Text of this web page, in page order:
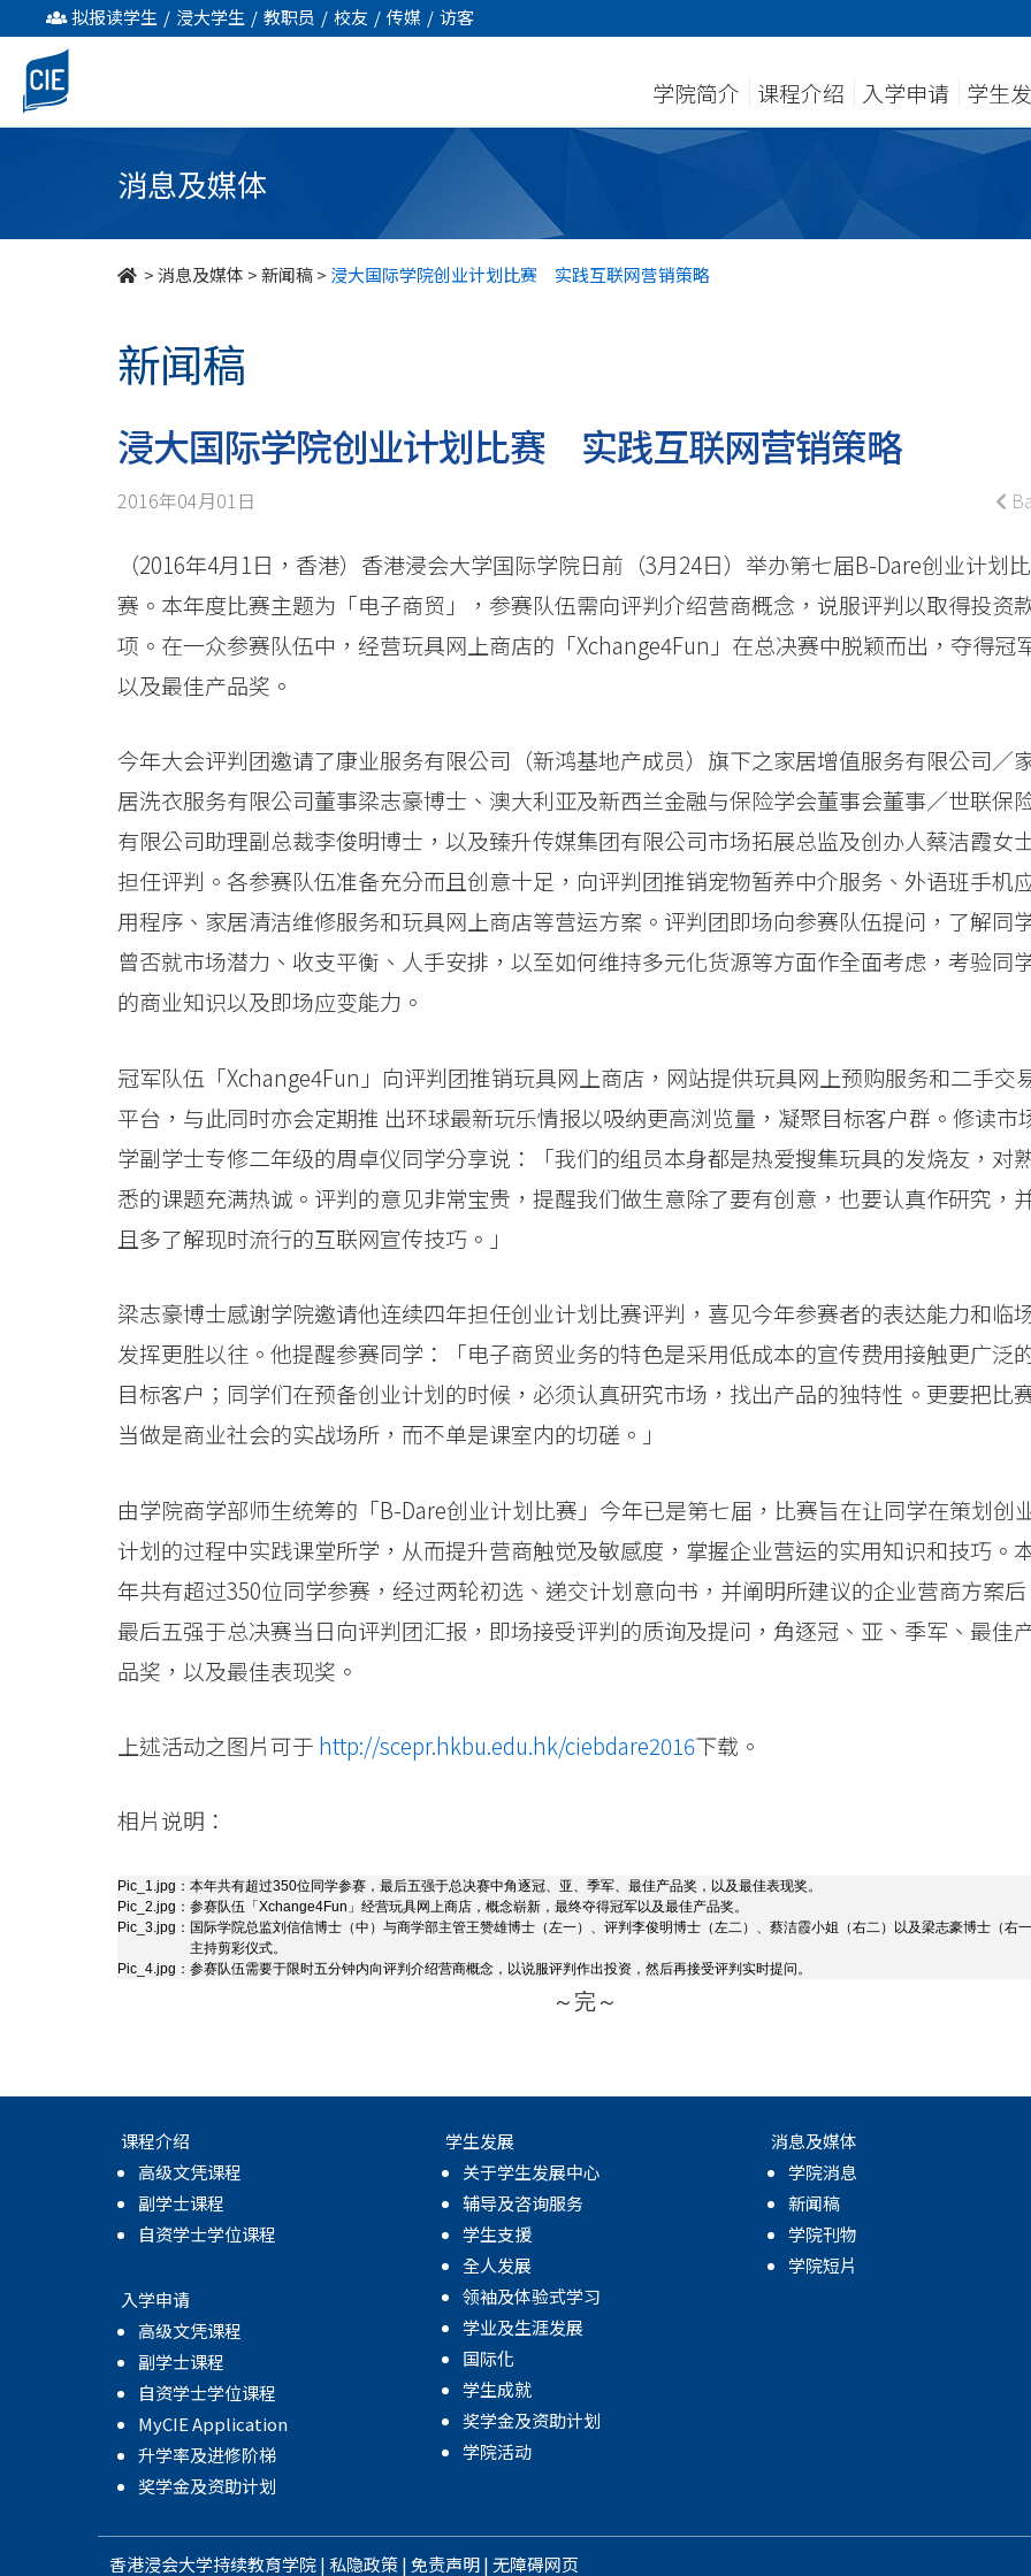
浸
大
国
拟报读学生 / 浸大学生 / 教职员 / 校友 / 传媒 / 访客
学院简介 课程介绍 入学申请 学生
消息及媒体
>消息及媒体 >新闻稿> 浸大国际学院创业计划比赛 实践互联网营销策略
新闻稿
浸大国际学院创业计划比赛 实践互联网营销策略
2016年04月01日
（2016年4月1日，香港）香港浸会大学国际学院日前（3月24日）举办第七届B-Dare创业计划比
赛。本年度比赛主题为「电子商贸」，参赛队伍需向评判介绍营商概念，说服评判以取得投资
项。在一众参赛队伍中，经营玩具网上商店的「Xchange4Fun」在总决赛中脱颖而出，夺得冠
以及最佳产品奖。
今年大会评判团邀请了康业服务有限公司（新鸿基地产成员）旗下之家居增值服务有限公司／
居洗衣服务有限公司董事梁志豪博士、澳大利亚及新西兰金融与保险学会董事会董事／世联保
有限公司助理副总裁李俊明博士，以及臻升传媒集团有限公司市场拓展总监及创办人蔡洁霞女
担任评判。各参赛队伍准备充分而且创意十足，向评判团推销宠物暂养中介服务、外语班手机
用程序、家居清洁维修服务和玩具网上商店等营运方案。评判团即场向参赛队伍提问，了解同
曾否就市场潜力、收支平衡、人手安排，以至如何维持多元化货源等方面作全面考虑，考验同
的商业知识以及即场应变能力。
冠军队伍「Xchange4Fun」向评判团推销玩具网上商店，网站提供玩具网上预购服务和二手交
平台，与此同时亦会定期推 出环球最新玩乐情报以吸纳更高浏览量，凝聚目标客户群。修读市
学副学士专修二年级的周卓仪同学分享说：「我们的组员本身都是热爱搜集玩具的发烧友，对
悉的课题充满热诚。评判的意见非常宝贵，提醒我们做生意除了要有创意，也要认真作研究，
且多了解现时流行的互联网宣传技巧。」
梁志豪博士感谢学院邀请他连续四年担任创业计划比赛评判，喜见今年参赛者的表达能力和临
发挥更胜以往。他提醒参赛同学：「电子商贸业务的特色是采用低成本的宣传费用接触更广泛
目标客户；同学们在预备创业计划的时候，必须认真研究市场，找出产品的独特性。更要把比
当做是商业社会的实战场所，而不单是课室内的切磋。」
由学院商学部师生统筹的「B-Dare创业计划比赛」今年已是第七届，比赛旨在让同学在策划创
计划的过程中实践课堂所学，从而提升营商触觉及敏感度，掌握企业营运的实用知识和技巧。
年共有超过350位同学参赛，经过两轮初选、递交计划意向书，并阐明所建议的企业营商方案后
最后五强于总决赛当日向评判团汇报，即场接受评判的质询及提问，角逐冠、亚、季军、最佳
品奖，以及最佳表现奖。
上述活动之图片可于 http://scepr.hkbu.edu.hk/ciebdare2016下载。
相片说明：
Pic_1.jpg： 本年共有超过350位同学参赛，最后五强于总决赛中角逐冠、亚、季军、最佳产品奖，以及最佳表现奖。
Pic_2.jpg： 参赛队伍「Xchange4Fun」经营玩具网上商店，概念崭新，最终夺得冠军以及最佳产品奖。
Pic_3.jpg： 国际学院总监刘信信博士（中）与商学部主管王赞雄博士（左一）、评判李俊明博士（左二）、蔡洁霞小姐（右二）以及梁志豪博士（右一
主持剪彩仪式。
Pic_4.jpg： 参赛队伍需要于限时五分钟内向评判介绍营商概念，以说服评判作出投资，然后再接受评判实时提问。
～完～
课程介绍
高级文凭课程
副学士课程
自资学士学位课程
入学申请
高级文凭课程
副学士课程
自资学士学位课程
MyCIE Application
升学率及进修阶梯
奖学金及资助计划
学生发展
关于学生发展中心
辅导及咨询服务
学生支援
全人发展
领袖及体验式学习
学业及生涯发展
国际化
学生成就
奖学金及资助计划
学院活动
消息及媒体
学院消息
新闻稿
学院刊物
学院短片
香港浸会大学持续教育学院| 私隐政策|免责声明|无障碍网页